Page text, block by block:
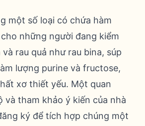
một số loại có chứa hàm
những người đang kiểm
rau quả như rau bina, súp
lượng purine và fructose,
xơ thiết yếu. Một quan
tham khảo ý kiến ​​của nhà
ký để tích hợp chúng một